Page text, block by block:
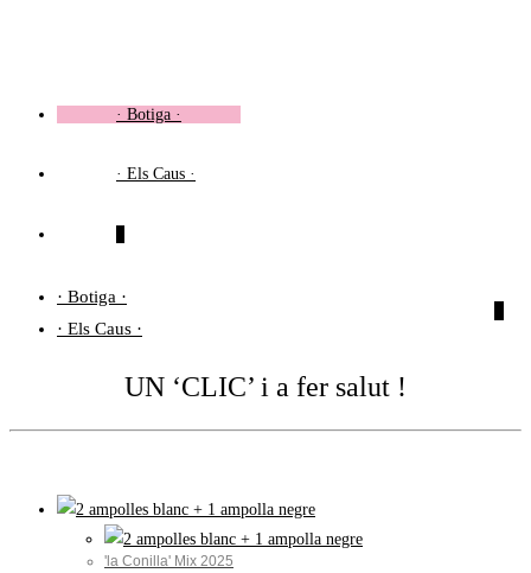
· Botiga ·
· Els Caus ·
· Botiga ·
· Els Caus ·
UN ‘CLIC’ i a fer salut !
'la Conilla' Mix 2025